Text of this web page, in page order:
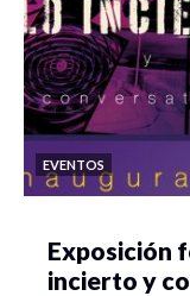
EVENTOS
Exposición
incierto y